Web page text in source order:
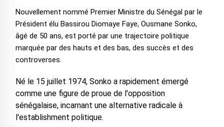
Nouvellement nommé Premier Ministre du Sénégal par le
Président élu Bassirou Diomaye Faye, Ousmane Sonko,
âgé de 50 ans, est porté par une trajectoire politique
marquée par des hauts et des bas, des succès et des
controverses.
Né le 15 juillet 1974, Sonko a rapidement émergé
comme une figure de proue de l'opposition
sénégalaise, incarnant une alternative radicale à
l'establishment politique.